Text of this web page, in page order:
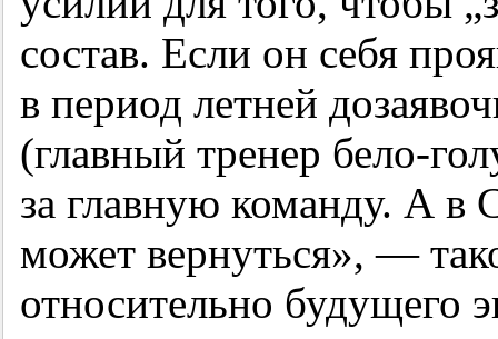
состав. Если он себя
в период летней
(главный тренер бело-
за главную команду. А в
может вернуться», —
относительно будущего